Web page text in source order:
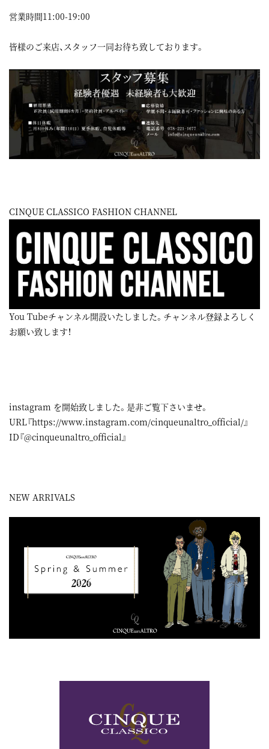
営業時間11:00-19:00
皆様のご来店、スタッフ一同お待ち致しております。
CINQUE CLASSICO FASHION CHANNEL
You Tubeチャンネル開設いたしました。チャンネル登録よろしく
お願い致します！
instagram を開始致しました。是非ご覧下さいませ。
URL『https://www.instagram.com/cinqueunaltro_official/』
ID『@cinqueunaltro_official』
NEW ARRIVALS